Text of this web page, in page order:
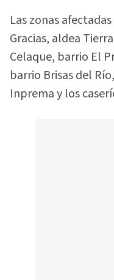
Las zonas
Gracias, aldea
Celaque, barrio El
barrio Brisas del
Inprema y los